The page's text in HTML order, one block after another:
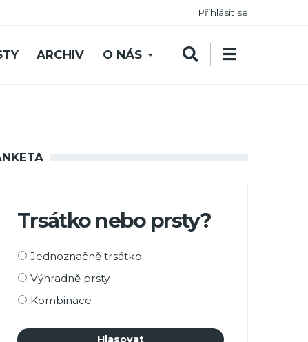
Přihlásit se
ARCHIV O NÁS
Trsátko nebo prsty?
Možnosti
Jednoznačně trsátko
Výhradně prsty
Kombinace